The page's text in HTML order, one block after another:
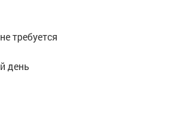
требуется
день